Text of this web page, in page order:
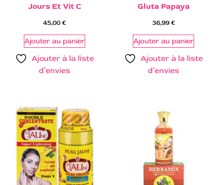
Jours Et Vit C
45,00€
Ajouter au panier
Ajouter à la liste
d’envies
Gluta Papaya
36,99€
Ajouter au panier
Ajouter à la liste
d’envies